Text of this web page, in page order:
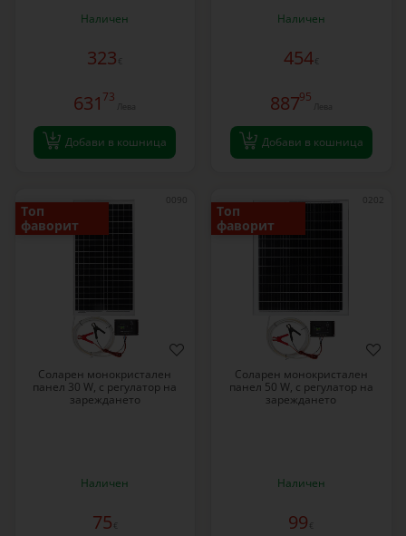
Наличен
323 €
631 73
Лева
Добави в кошница
Наличен
454€
88795
Лева
Добави в кошница
0090
Топ
фаворит
Соларен монокристален
панел 30 W, с регулатор на
зареждането
Наличен
75 €
0202
Топ
фаворит
Соларен монокристален
панел 50 W, с регулатор на
зареждането
Наличен
99 €